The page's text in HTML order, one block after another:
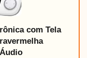
com Tela